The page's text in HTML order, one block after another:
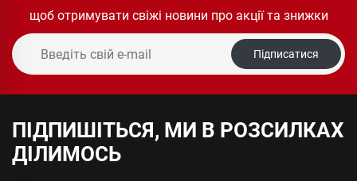
щоб отримувати свіжі новини про акції та знижки
Підписатися
ПІДПИШІТЬСЯ, МИ В РОЗСИЛКАХ
ДІЛИМОСЬ